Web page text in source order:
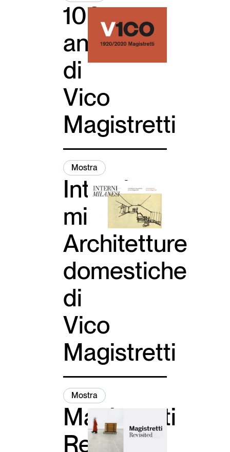
100
anni
di
Vico
Magistretti
Mostra
Interni
milanesi.
Architetture
domestiche
di
Vico
Magistretti
Mostra
Magistretti
Revisited